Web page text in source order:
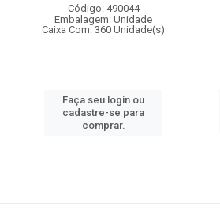
Código: 490044
Embalagem: Unidade
Caixa Com: 360 Unidade(s)
Faça seu login ou
cadastre-se para
comprar.